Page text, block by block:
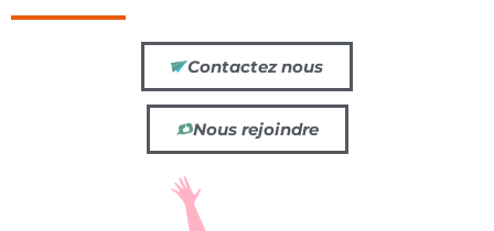
Contactez nous
Nous rejoindre